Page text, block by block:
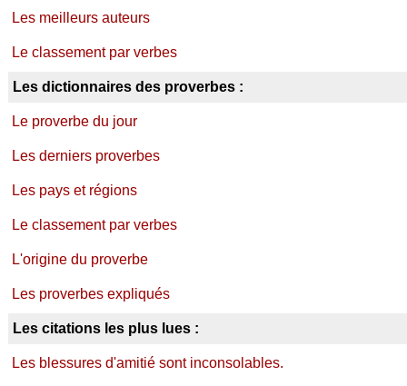
Les meilleurs auteurs
Le classement par verbes
Les dictionnaires des proverbes :
Le proverbe du jour
Les derniers proverbes
Les pays et régions
Le classement par verbes
L'origine du proverbe
Les proverbes expliqués
Les citations les plus lues :
Les blessures d'amitié sont inconsolables.